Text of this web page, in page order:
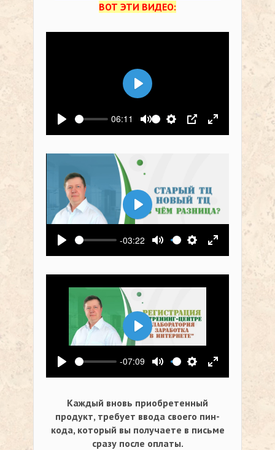
ВОТ ЭТИ ВИДЕО:
Воспроизвести
06:11
Выключить звук
Настройки
PIP На весь
Воспроизвести
Воспроизвести
-03:22
Выключить звук
Настройки
На весь
Воспроизвести
Воспроизвести
-07:09
Выключить звук
Настройки
На весь
Воспроизвести
Каждый вновь приобретенный
продукт, требует ввода своего пин-
кода, который вы получаете в письме
сразу после оплаты.